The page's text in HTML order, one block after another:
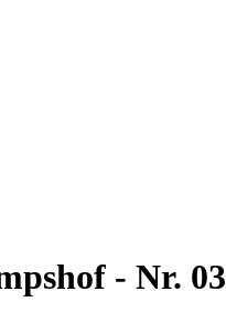
- Nr. 03